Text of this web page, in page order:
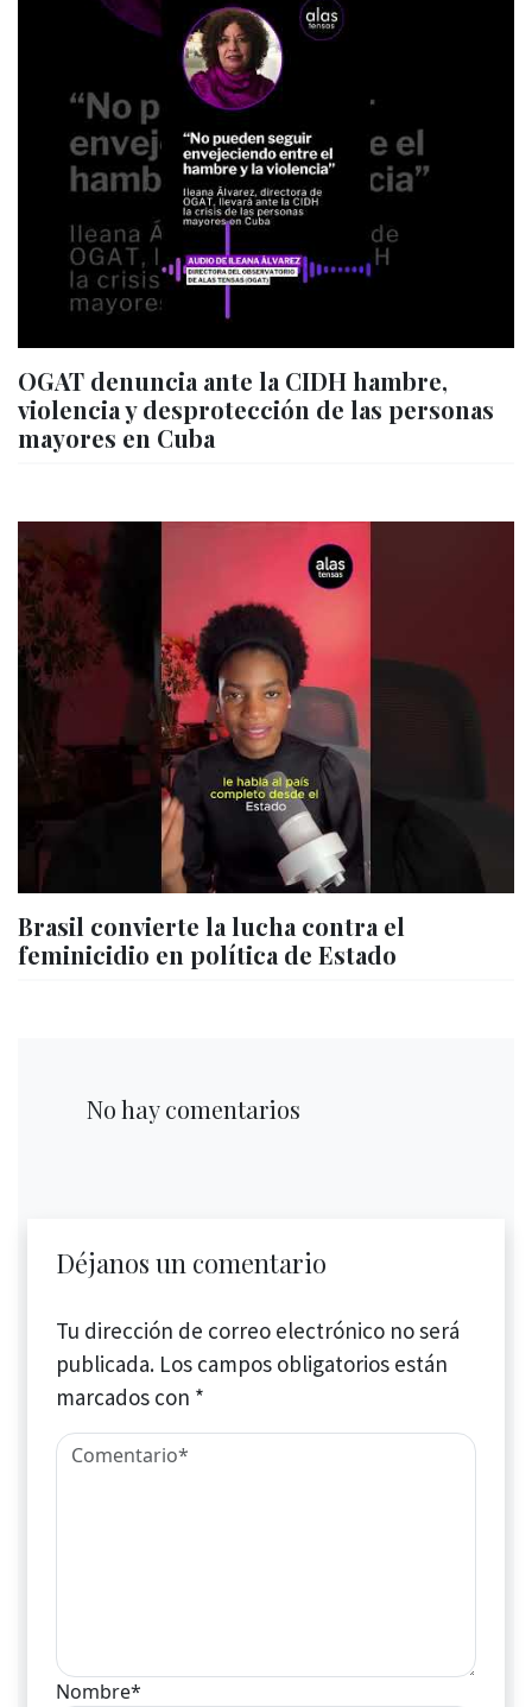
OGAT denuncia ante la CIDH hambre,
violencia y desprotección de las personas
mayores en Cuba
Brasil convierte la lucha contra el
feminicidio en política de Estado
No hay comentarios
Déjanos un comentario
Tu dirección de correo electrónico no será
publicada. Los campos obligatorios están
marcados con *
Nombre*